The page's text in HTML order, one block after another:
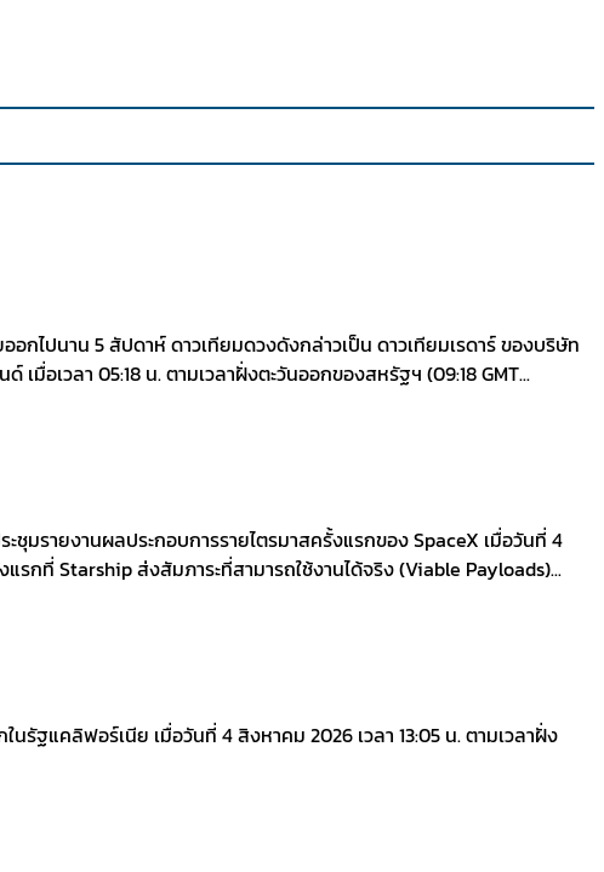
ไปนาน 5 สัปดาห์ ดาวเทียมดวงดังกล่าวเป็น ดาวเทียมเรดาร์ ของบริษัท
อเวลา 05:18 น. ตามเวลาฝั่งตะวันออกของสหรัฐฯ (09:18 GMT...
ชุมรายงานผลประกอบการรายไตรมาสครั้งแรกของ SpaceX เมื่อวันที่ 4
กที่ Starship ส่งสัมภาระที่สามารถใช้งานได้จริง (Viable Payloads)...
รัฐแคลิฟอร์เนีย เมื่อวันที่ 4 สิงหาคม 2026 เวลา 13:05 น. ตามเวลาฝั่ง